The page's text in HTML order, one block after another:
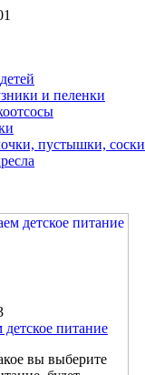
и пеленки
пустышки, соски
питание
вы выберите